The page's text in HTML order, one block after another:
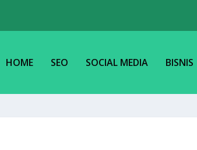
HOME SEO SOCIAL MEDIA BISNIS